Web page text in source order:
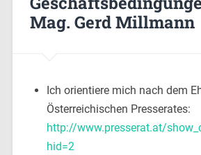
Mag. Gerd Millmann
Ich orientiere mich nach dem
Österreichischen Presserates:
http://www.presserat.at/
hid=2